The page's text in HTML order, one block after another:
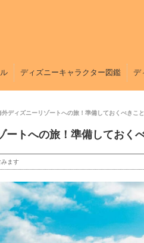
ディズニーキャラクター図鑑 デ
外ディズニーリゾートへの旅！準備しておくべきこ
ートへの旅！準備しておく
ます